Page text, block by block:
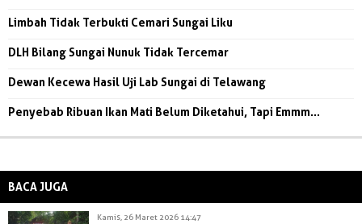
Limbah Tidak Terbukti Cemari Sungai Liku
DLH Bilang Sungai Nunuk Tidak Tercemar
Dewan Kecewa Hasil Uji Lab Sungai di Telawang
Penyebab Ribuan Ikan Mati Belum Diketahui, Tapi Emmm...
BACA JUGA
Kamis, 26 Maret 2026 14:47